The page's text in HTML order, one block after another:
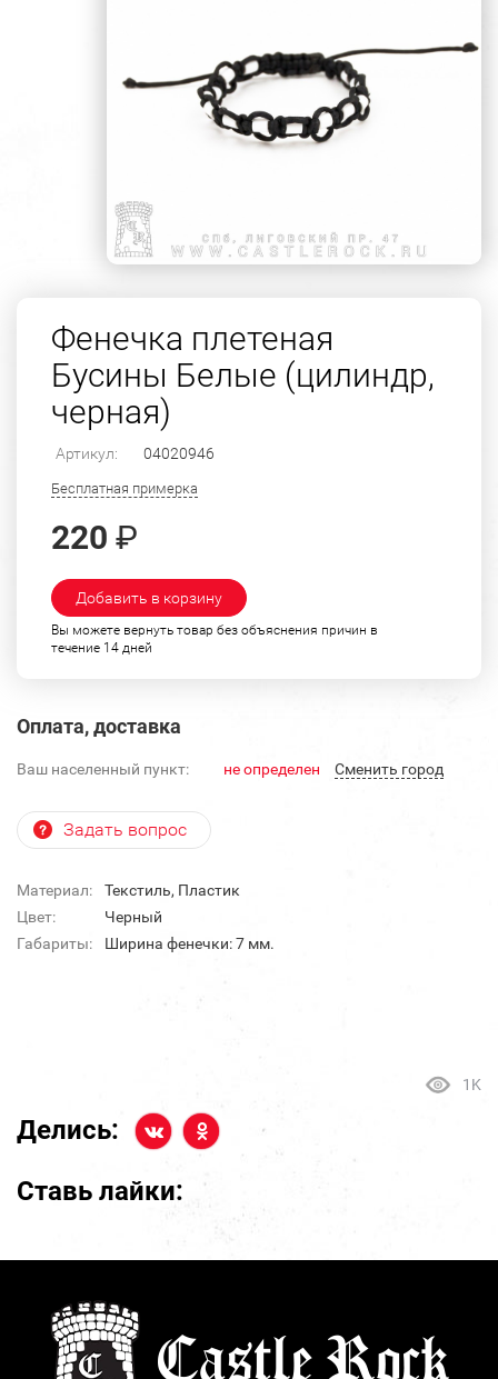
Фенечка плетеная
Бусины Белые (цилиндр,
черная)
Артикул: 04020946
Бесплатная примерка
220 ₽
Добавить в корзину
Вы можете вернуть товар без объяснения причин в
течение 14 дней
Оплата, доставка
Ваш населенный пункт: не определен Cменить город
Задать вопрос
Материал:
Текстиль, Пластик
Цвет:
Черный
Габариты:
Ширина фенечки: 7 мм.
1K
Делись:
Ставь лайки: